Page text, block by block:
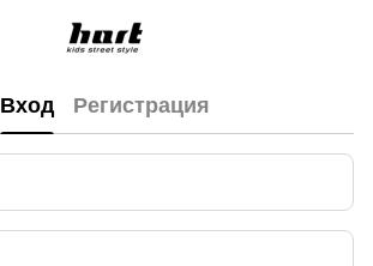
Вход Регистрация